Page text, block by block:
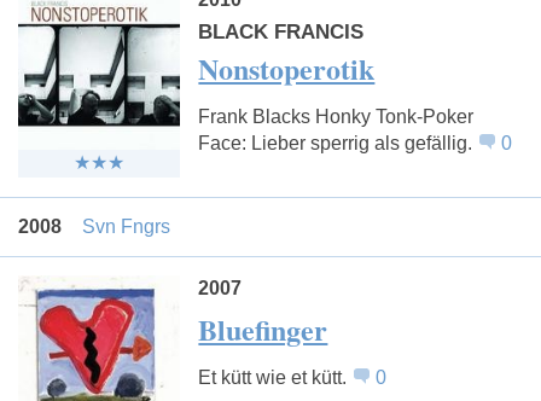
BLACK FRANCIS
Nonstoperotik
Frank Blacks Honky Tonk-Poker
Face: Lieber sperrig als gefällig.
0
2008 Svn Fngrs
2007
Bluefinger
Et kütt wie et kütt. 0